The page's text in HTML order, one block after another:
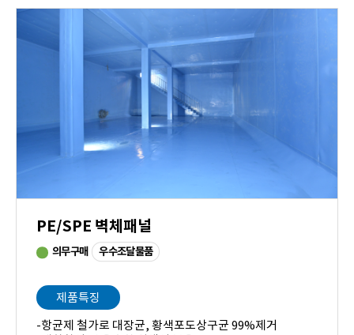
PE/SPE 벽체패널
의무구매 우수조달물품
제품특징
-항균제 철가로 대장균, 황색포도상구균 99%제거